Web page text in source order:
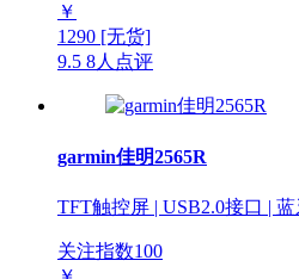
￥
1290 [无货]
9.5 8人点评
garmin佳明2565R
TFT触控屏 | USB2.0接口 |
关注指数100